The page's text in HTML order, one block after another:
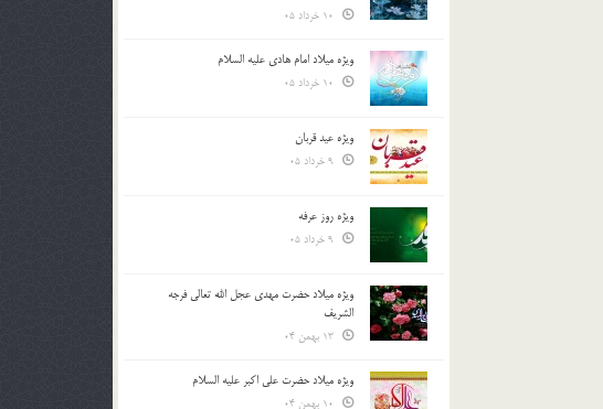
ویژه میلاد امام هادی علیه السلام
ویژه عید قربان
ویژه روز عرفه
ویژه میلاد حضرت مهدی عجل الله تعالی فرجه
الشريف
ویژه میلاد حضرت علی اکبر علیه السلام